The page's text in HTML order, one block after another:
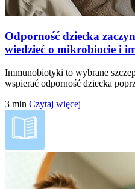
Odporność dziecka
wiedzieć o mikrobiocie i
Immunobiotyki to wybrane
wspierać odporność dziecka
3 min Czytaj więcej